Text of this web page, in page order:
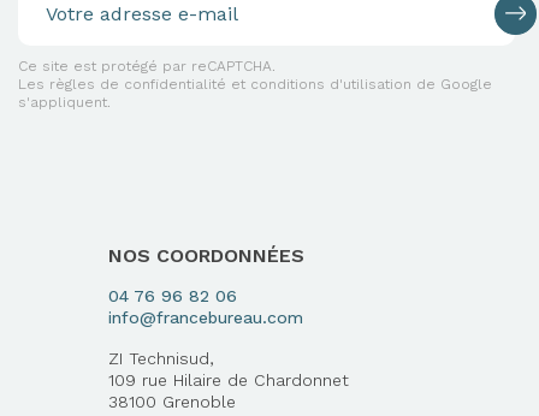
Ce site est protégé par reCAPTCHA.
Les règles de confidentialité et conditions d'utilisation de Google
s'appliquent.
NOS COORDONNÉES
04 76 96 82 06
info@francebureau.com
ZI Technisud,
109 rue Hilaire de Chardonnet
38100 Grenoble